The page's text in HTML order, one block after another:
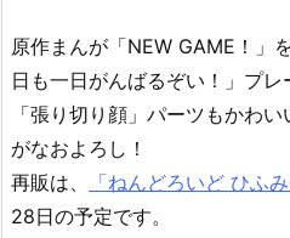
原作まんが「NEW GAME！」
日も一日がんばるぞい！」プレ
「張り切り顔」パーツもかわ
がなおよろし！
再販は、
「ねんどろいど ひふみ
28日の予定です。